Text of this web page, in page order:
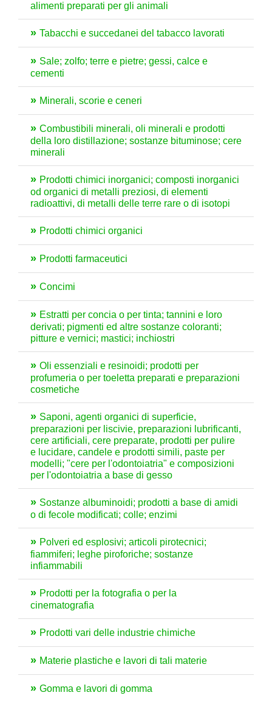
alimenti preparati per gli animali
Tabacchi e succedanei del tabacco lavorati
Sale; zolfo; terre e pietre; gessi, calce e
cementi
Minerali, scorie e ceneri
Combustibili minerali, oli minerali e prodotti
della loro distillazione; sostanze bituminose; cere
minerali
Prodotti chimici inorganici; composti inorganici
od organici di metalli preziosi, di elementi
radioattivi, di metalli delle terre rare o di isotopi
Prodotti chimici organici
Prodotti farmaceutici
Concimi
Estratti per concia o per tinta; tannini e loro
derivati; pigmenti ed altre sostanze coloranti;
pitture e vernici; mastici; inchiostri
Oli essenziali e resinoidi; prodotti per
profumeria o per toeletta preparati e preparazioni
cosmetiche
Saponi, agenti organici di superficie,
preparazioni per liscivie, preparazioni lubrificanti,
cere artificiali, cere preparate, prodotti per pulire
e lucidare, candele e prodotti simili, paste per
modelli; "cere per l'odontoiatria" e composizioni
per l'odontoiatria a base di gesso
Sostanze albuminoidi; prodotti a base di amidi
o di fecole modificati; colle; enzimi
Polveri ed esplosivi; articoli pirotecnici;
fiammiferi; leghe piroforiche; sostanze
infiammabili
Prodotti per la fotografia o per la
cinematografia
Prodotti vari delle industrie chimiche
Materie plastiche e lavori di tali materie
Gomma e lavori di gomma